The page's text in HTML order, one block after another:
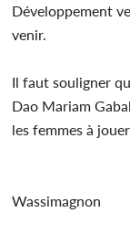
Développement
venir.
Il faut souligner
Dao Mariam
les femmes à
Wassimagnon